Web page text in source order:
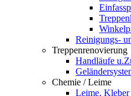
Reinigungs-
Treppenrenovierung
Handläufe
Chemie / Leime
Leime, Kleber